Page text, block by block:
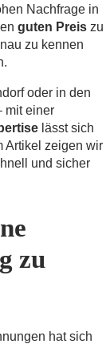
Nachfrage in
guten Preis zu
zu kennen
oder in den
mit einer
lässt sich
Artikel zeigen wir
und sicher
zu
hat sich